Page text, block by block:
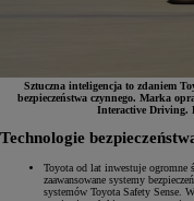
Sztuczna inteligencja to zdaniem
bezpieczeństwa czynnego. Marka
Interactive Driving.
Technologie
Toyota od lat inwestuje ogromne
zaawansowane systemy
systemów Toyota Safety Sense.